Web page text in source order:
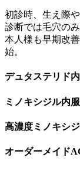
初診時、生え際
診断では毛穴の
本人様も早期改
始。
デュタステリド
ミノキシジル内
高濃度ミノキシ
オーダーメイド